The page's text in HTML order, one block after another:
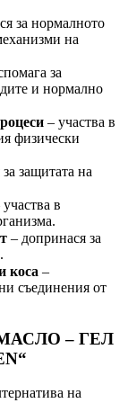
за нормалното
на
за
и нормално
– участва в
физически
защитата на
участва в
– допринася за
коса –
съединения от
– ГЕЛ
на